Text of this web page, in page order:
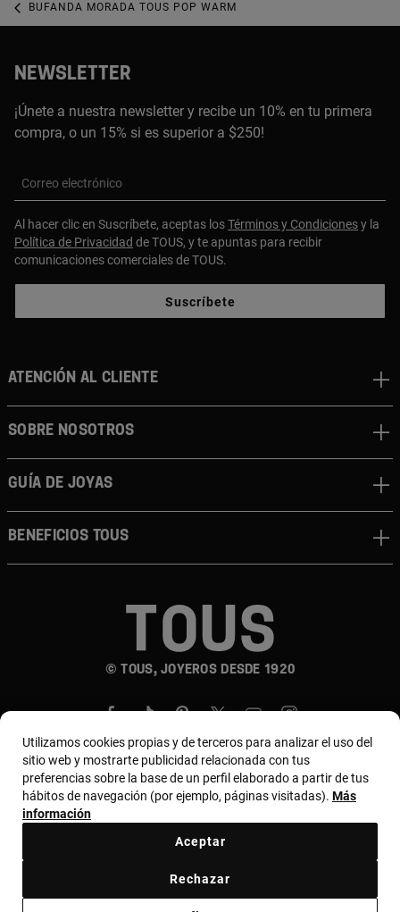
BUFANDA MORADA TOUS POP WARM
NEWSLETTER
¡Únete a nuestra newsletter y recibe un 10% en tu primera
compra, o un 15% si es superior a $250!
Correo electrónico
Al hacer clic en Suscríbete, aceptas losTérminos y Condicionesy la
Política de Privacidad de TOUS, y te apuntas para recibir
comunicaciones comerciales de TOUS.
Suscríbete
© TOUS, JOYEROS DESDE 1920
ATENCIÓN AL CLIENTE
SOBRE NOSOTROS
GUÍA DE JOYAS
BENEFICIOS TOUS
País y moneda:Puerto Rico / US Dollar
Utilizamos cookies propias y de terceros para analizar el uso del
sitio web y mostrarte publicidad relacionada con tus
preferencias sobre la base de un perfil elaborado a partir de tus
hábitos de navegación (por ejemplo, páginas visitadas). Más
información
Rechazar
Aceptar